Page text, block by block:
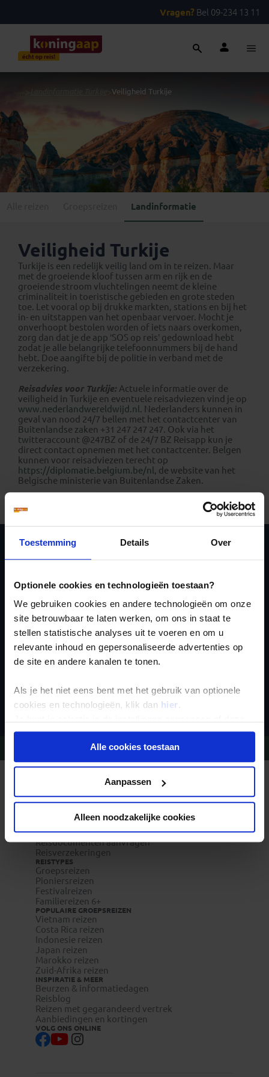
Toestemming Details Over
Optionele cookies en technologieën toestaan?
We gebruiken cookies en andere technologieën om onze
site betrouwbaar te laten werken, om ons in staat te
stellen statistische analyses uit te voeren en om u
relevante inhoud en gepersonaliseerde advertenties op
de site en andere kanalen te tonen.
Als je het niet eens bent met het gebruik van optionele
cookies en technologieën, klik dan hier .
onder aan de pagina op elk gewenst moment voor de
toekomst wijzigen.Alle cookies toestaan
Aanpassen
Alleen noodzakelijke cookies
Vragen? Bel 09-234 13 11
Veiligheid Turkije
Landinformatie
Veiligheid Turkije
Turkije is een redelijk veilig land om in te reizen. Maar
met de groeiende kloof tussen arm en rijk en de
groeiende stroom vluchtelingen neemt de kleine
criminaliteit in toeristische gebieden en grote steden
toe. Let vooral op bij drukke markten, stations en bij het
in- en uitstappen van het openbaar vervoer. Mocht je
onverhoopt bestolen worden of iets naars overkomen,
zorg dan dat je de app ‘SOS op reis’ gedownload hebt
zodat je alle belangrijke telefoonnummers bij de hand
hebt. Doe aangifte bij de politie in verband met de
verzekering.
Reisadvies voor Turkije: Actuele informatie over de
veiligheid in Turkije en eventuele reisadviezen vind je op
www.nederlandwereldwijd.nl . Nederlanders kunnen in
geval van nood 24/7 bellen met het contactcenter van
Buitenlandse zaken +31 247 247 247. Ook via het
twitteraccount @247BZ of de 24/7 BZ Reisapp kun je
direct contact opnemen met het contactcenter. Belgen
kunnen voor reisadviezen terecht op
https://diplomatie.belgium.be/nl , de website van het
Belgische ministerie van Buitenlandse Zaken.
Ja, ik meld me aan
voor de wekelijkse
nieuwsbrief
Inschrijven
Vragen?Bel 09-234 13 11
REIZEN MET KONING AAP
Bestemmingen
Duurzaam toerisme
Vacatures
Veelgestelde vragen
Reisdocumenten aanvragen
Reisverzekeringen
REISTYPES
Groepsreizen
Pioniersreizen
Festivalreizen
Familiereizen 6+
POPULAIRE GROEPSREIZEN
Vietnam reizen
Costa Rica reizen
Indonesie reizen
Japan reizen
Marokko reizen
Zuid-Afrika reizen
INSPIRATIE & MEER
Beurzen & informatiedagen
Reisblog
Reizen met gegarandeerd vertrek
Aanbiedingen en kortingen
VOLG ONS ONLINE